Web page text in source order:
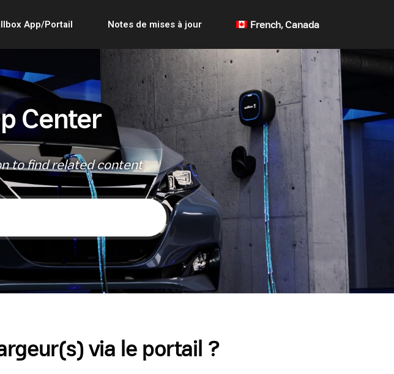
App/Portail Notes de mises à jour French, Canada
Center
to find related content
via le portail ?